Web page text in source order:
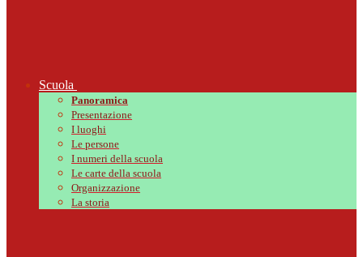
Scuola
Panoramica
Presentazione
I luoghi
Le persone
I numeri della scuola
Le carte della scuola
Organizzazione
La storia